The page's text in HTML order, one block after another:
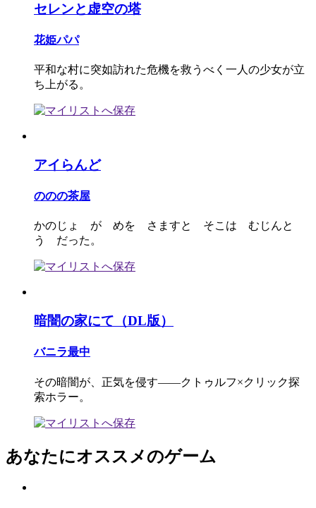
セレンと虚空の塔
花姫パパ
平和な村に突如訪れた危機を救うべく一人の少女が立
ち上がる。
アイらんど
ののの茶屋
かのじょ が めを さますと そこは むじんと
う だった。
暗闇の家にて（DL版）
バニラ最中
その暗闇が、正気を侵す――クトゥルフ×クリック探
索ホラー。
あなたにオススメのゲーム